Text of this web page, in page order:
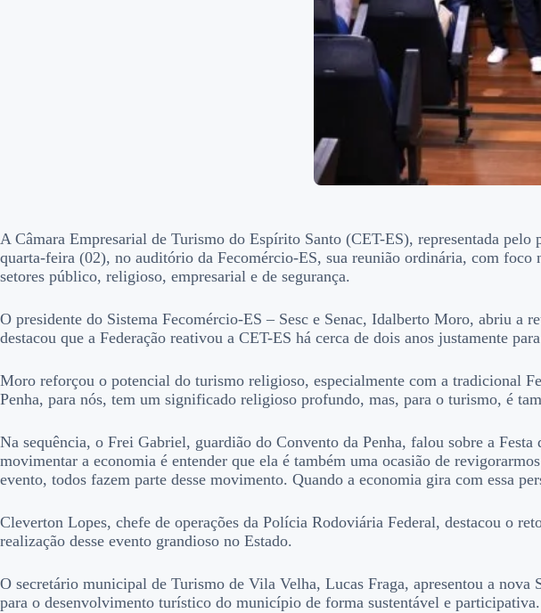
A Câmara Empresarial de Turismo do Espírito Santo (CET-ES), representada
quarta-feira (02), no auditório da Fecomércio-ES, sua reunião ordinária, com foco
setores público, religioso, empresarial e de segurança.
O presidente do Sistema Fecomércio-ES – Sesc e Senac, Idalberto Moro, abriu a
destacou que a Federação reativou a CET-ES há cerca de dois anos justamente
Moro reforçou o potencial do turismo religioso, especialmente com a tradicional
Penha, para nós, tem um significado religioso profundo, mas, para o turismo, é
Na sequência, o Frei Gabriel, guardião do Convento da Penha, falou sobre a
movimentar a economia é entender que ela é também uma ocasião de
evento, todos fazem parte desse movimento. Quando a economia gira com essa
Cleverton Lopes, chefe de operações da Polícia Rodoviária Federal, destacou o
realização desse evento grandioso no Estado.
O secretário municipal de Turismo de Vila Velha, Lucas Fraga, apresentou a
para o desenvolvimento turístico do município de forma sustentável e participativa.